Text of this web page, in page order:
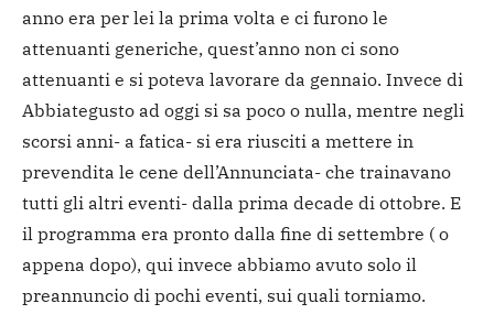
anno era per lei la prima volta e ci furono le
attenuanti generiche, quest’anno non ci sono
attenuanti e si poteva lavorare da gennaio. Invece di
Abbiategusto ad oggi si sa poco o nulla, mentre negli
scorsi anni- a fatica- si era riusciti a mettere in
prevendita le cene dell’Annunciata- che trainavano
tutti gli altri eventi- dalla prima decade di ottobre. E
il programma era pronto dalla fine di settembre ( o
appena dopo), qui invece abbiamo avuto solo il
preannuncio di pochi eventi, sui quali torniamo.